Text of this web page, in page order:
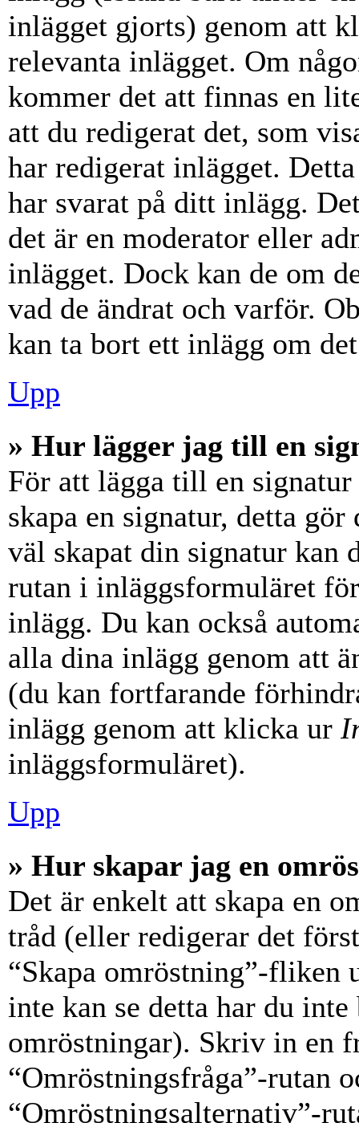
inlägget gjorts) genom att
relevanta inlägget. Om
kommer det att finnas en
att du redigerat det, som
har redigerat inlägget.
har svarat på ditt inlägg.
det är en moderator eller
inlägget. Dock kan de om
vad de ändrat och varför.
kan ta bort ett inlägg om
Upp
» Hur lägger jag till en
För att lägga till en
skapa en signatur, detta
väl skapat din signatur kan
rutan i inläggsformuläret
inlägg. Du kan också
alla dina inlägg genom att
(du kan fortfarande
inlägg genom att klicka ur
inläggsformuläret).
Upp
» Hur skapar jag en
Det är enkelt att skapa en
tråd (eller redigerar det
“Skapa omröstning”-fliken
inte kan se detta har du
omröstningar). Skriv in en
“Omröstningsfråga”-rutan
“Omröstningsalternativ”-